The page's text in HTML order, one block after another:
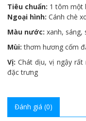
Tiêu chuẩn: 1 tôm một
Ngoại hình: Cánh chè
Màu nước: xanh, sáng,
Mùi: thơm hương cốm
Vị: Chát dịu, vị ngậy rất
đặc trưng
Đánh giá (0)